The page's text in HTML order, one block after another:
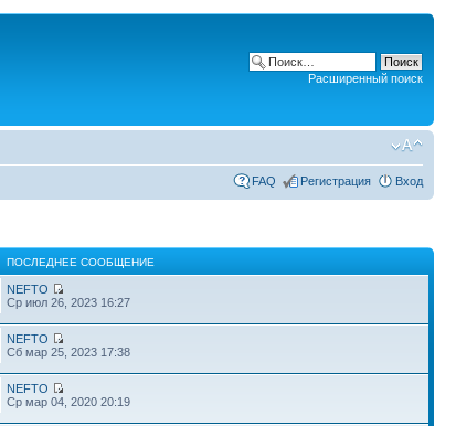
Расширенный поиск
FAQ Регистрация Вход
ПОСЛЕДНЕЕ СООБЩЕНИЕ
NEFTO
Ср июл 26, 2023 16:27
NEFTO
Сб мар 25, 2023 17:38
NEFTO
Ср мар 04, 2020 20:19